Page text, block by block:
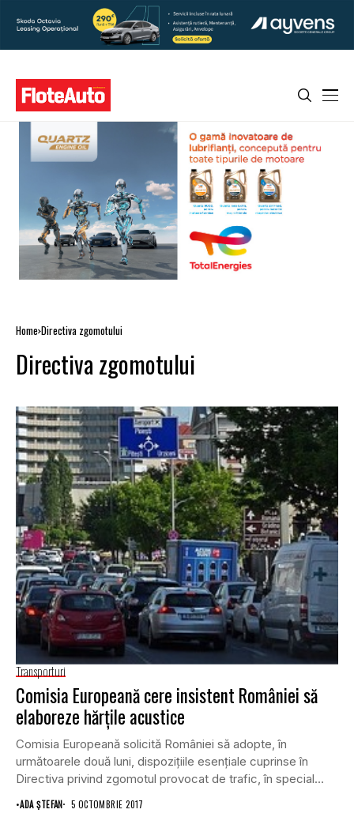
Home Directiva zgomotului
Directiva zgomotului
Transporturi
Comisia Europeană cere insistent României să
elaboreze hărţile acustice
Comisia Europeană solicită României să adopte, în
următoarele două luni, dispoziţiile esenţiale cuprinse în
Directiva privind zgomotul provocat de trafic, în special
•ADA ȘTEFAN 5 OCTOMBRIE 2017